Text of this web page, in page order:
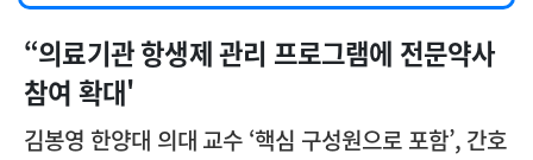
[이대목동병원] 하반기 전공의(레지던트1년차) 모집
[서울아산병원] 2026년 하반기 인턴 모집
[영남대학교의료원] 마취통증의학과 임기제 임상의사 채용
“의료기관 항생제 관리 프로그램에 전문약사
참여 확대'
김봉영 한양대 의대 교수 ‘핵심 구성원으로 포함’, 간호